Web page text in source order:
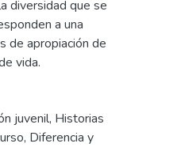
diversidad que se
a una
de apropiación de
vida.
juvenil, Historias
, Diferencia y